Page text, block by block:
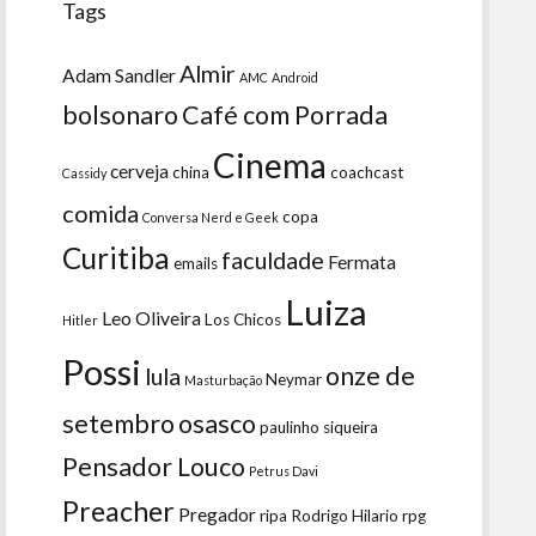
Tags
Adam Sandler Almir AMC Android
bolsonaroCafé com Porrada
Cassidy cervejachina Cinema coachcast
comida Conversa Nerd e Geek copa
Curitiba emails faculdade Fermata
Hitler Leo OliveiraLos Chicos Luiza
Possi lula Masturbação Neymar onze de
setembroosasco paulinho siqueira
Pensador Louco Petrus Davi
Preacher Pregadorripa Rodrigo Hilario rpg